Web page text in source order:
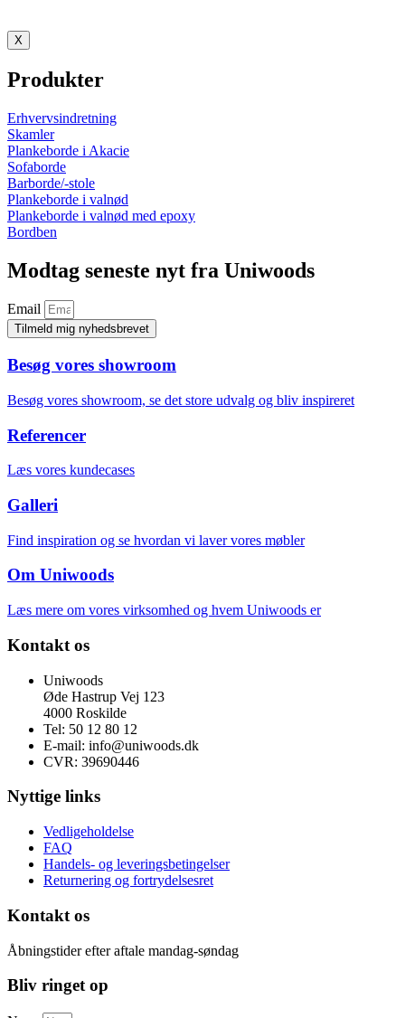
X
Produkter
Erhvervsindretning
Skamler
Plankeborde i Akacie
Sofaborde
Barborde/-stole
Plankeborde i valnød
Plankeborde i valnød med epoxy
Bordben
Modtag seneste nyt fra Uniwoods
Email
Tilmeld mig nyhedsbrevet
Besøg vores showroom
Besøg vores showroom, se det store udvalg og bliv inspireret
Referencer
Læs vores kundecases
Galleri
Find inspiration og se hvordan vi laver vores møbler
Om Uniwoods
Læs mere om vores virksomhed og hvem Uniwoods er
Kontakt os
Uniwoods
Øde Hastrup Vej 123
4000 Roskilde
Tel: 50 12 80 12
E-mail: info@uniwoods.dk
CVR: 39690446
Nyttige links
Vedligeholdelse
FAQ
Handels- og leveringsbetingelser
Returnering og fortrydelsesret
Kontakt os
Åbningstider efter aftale mandag-søndag
Bliv ringet op